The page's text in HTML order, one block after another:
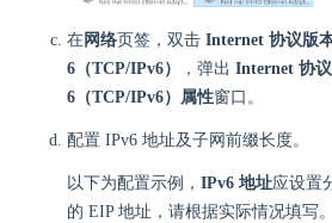
在网络页签，双击 Internet 协议版
6（TCP/IPv6）
，弹出 Internet 协
6（TCP/IPv6）属性窗口。
配置 IPv6 地址及子网前缀长度。
以下为配置示例， IPv6 地址应设置
的 EIP 地址，请根据实际情况填写。